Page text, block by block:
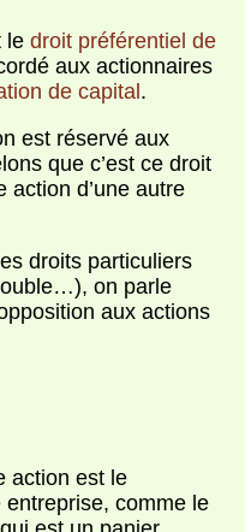
ledroit préférentiel de
aux actionnaires
de capital .
est réservé aux
que c’est ce droit
action d’une autre
droits particuliers
on parle
aux actions
action est le
comme le